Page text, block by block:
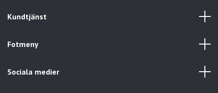
Kundtjänst
Fotmeny
Sociala medier